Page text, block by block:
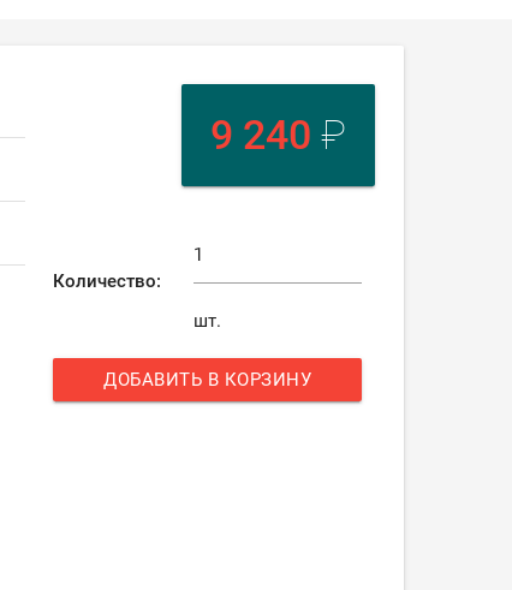
9 240 ₽
Количество:
шт.
ДОБАВИТЬ В КОРЗИНУ